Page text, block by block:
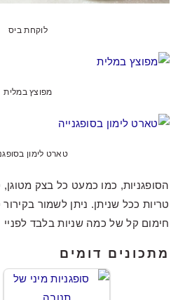
לוקחת ביס
מפוצץ במלית
טארט לימון
הסופגניות, כמו כמעט כל בצק מטוגן,
טריות ככל שניתן. ניתן לשמור
חימום קל של כמה שניות בלבד
מתכונים דומים